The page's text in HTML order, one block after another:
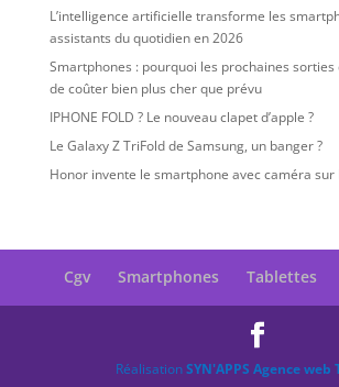
L’intelligence artificielle transforme les
assistants du quotidien en 2026
Smartphones : pourquoi les prochaines
de coûter bien plus cher que prévu
IPHONE FOLD ? Le nouveau clapet d’apple ?
Le Galaxy Z TriFold de Samsung, un banger ?
Honor invente le smartphone avec caméra
Cgv Smartphones Tablettes
RéalisationSYN'APPS Agence web